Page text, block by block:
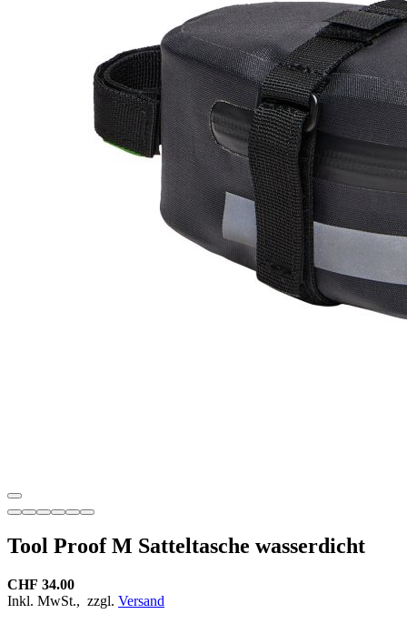
Tool Proof M Satteltasche wasserdicht
CHF 34.00
Inkl. MwSt., zzgl. Versand